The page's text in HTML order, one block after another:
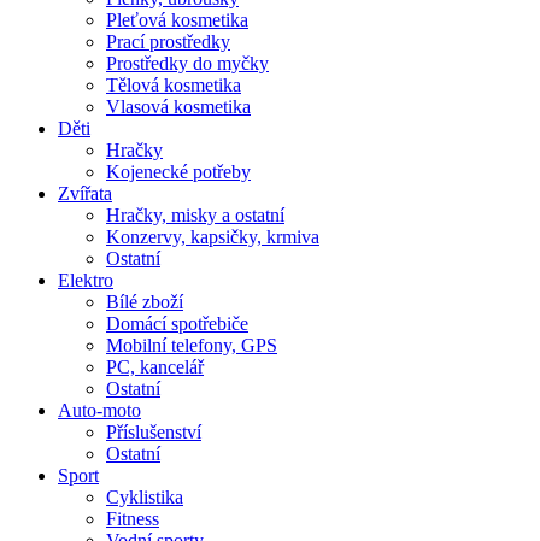
Pleťová kosmetika
Prací prostředky
Prostředky do myčky
Tělová kosmetika
Vlasová kosmetika
Děti
Hračky
Kojenecké potřeby
Zvířata
Hračky, misky a ostatní
Konzervy, kapsičky, krmiva
Ostatní
Elektro
Bílé zboží
Domácí spotřebiče
Mobilní telefony, GPS
PC, kancelář
Ostatní
Auto-moto
Příslušenství
Ostatní
Sport
Cyklistika
Fitness